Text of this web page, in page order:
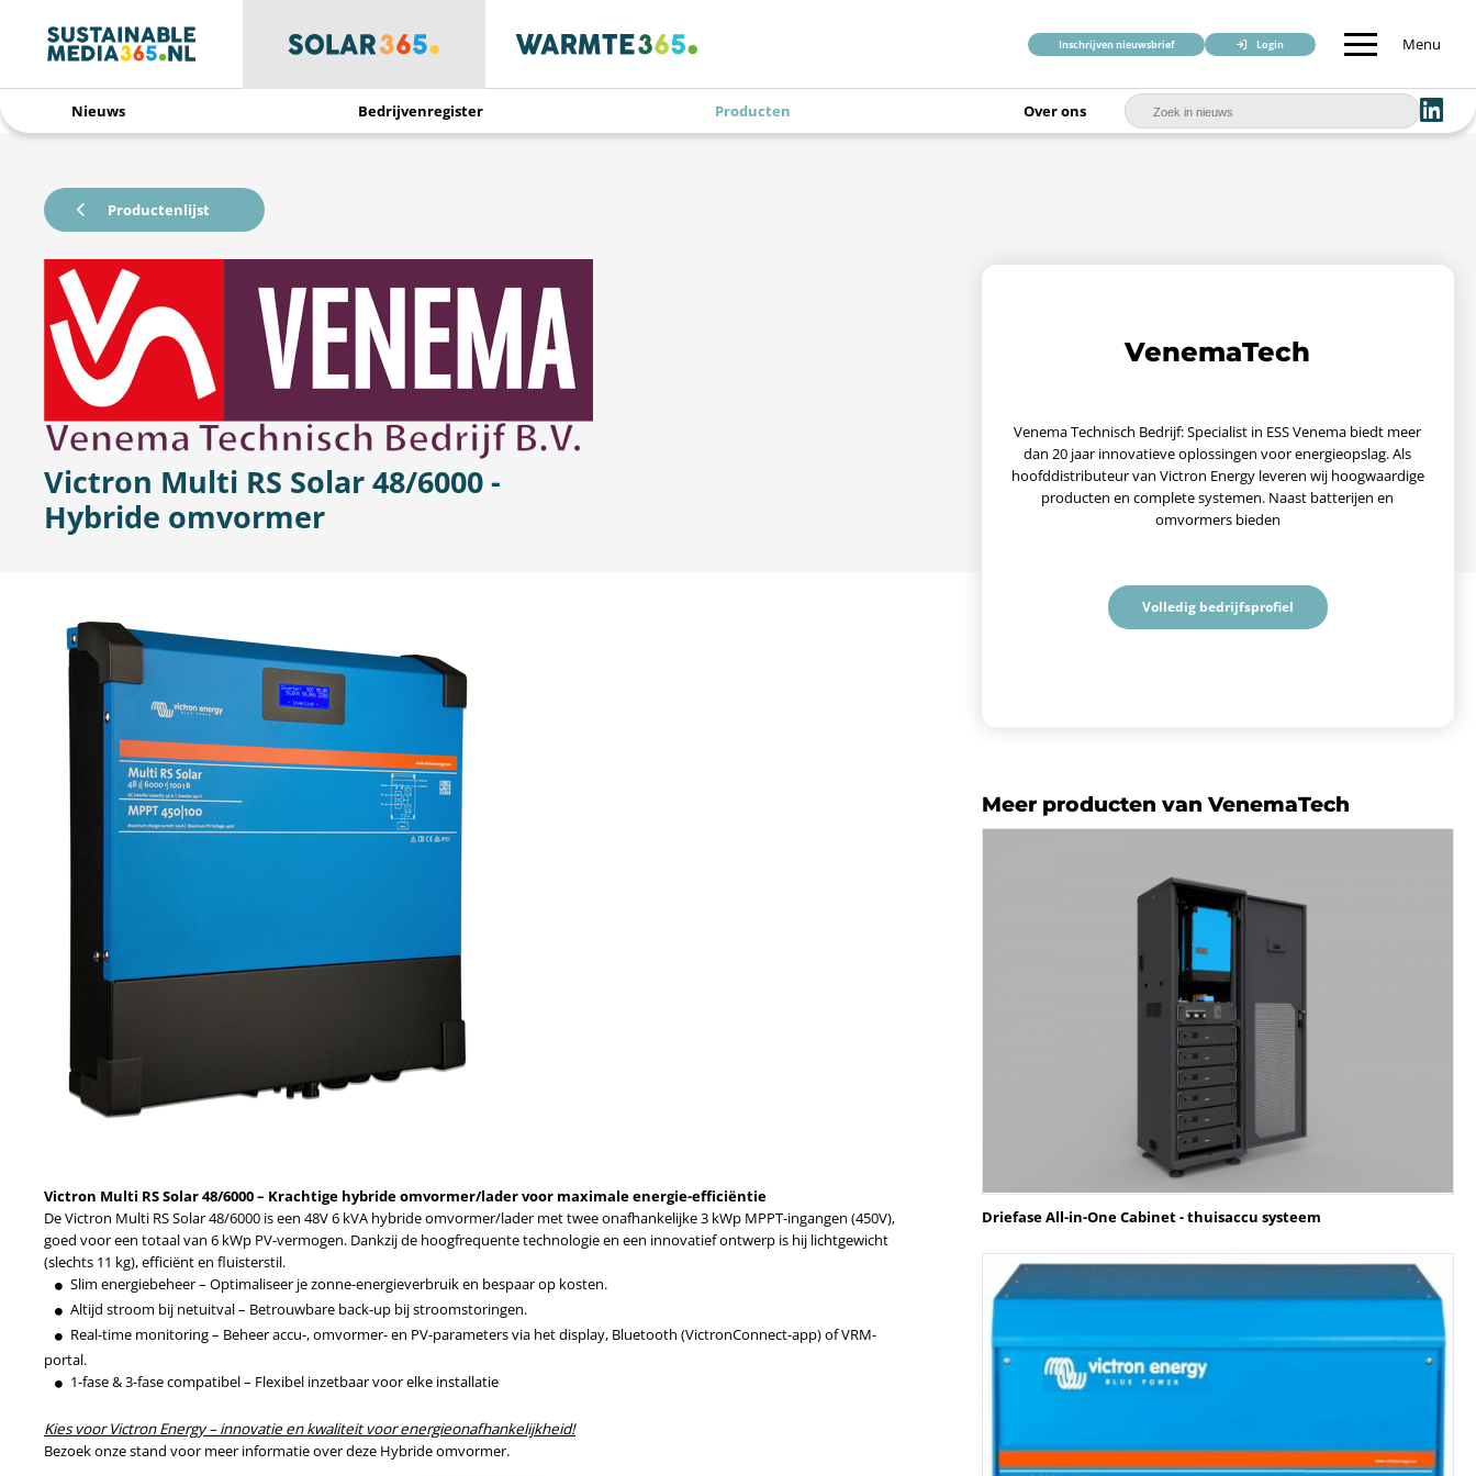
Inschrijven nieuwsbrief Login Menu
Nieuws Bedrijvenregister Producten Over ons
VenemaTech
Venema Technisch Bedrijf: Specialist in ESS Venema biedt meer
dan 20 jaar innovatieve oplossingen voor energieopslag. Als
hoofddistributeur van Victron Energy leveren wij hoogwaardige
producten en complete systemen. Naast batterijen en
omvormers bieden
Volledig bedrijfsprofiel
Meer producten van VenemaTech
Driefase All-in-One Cabinet - thuisaccu systeem
Productenlijst
Victron Multi RS Solar 48/6000 -
Hybride omvormer
Victron Multi RS Solar 48/6000 – Krachtige hybride omvormer/lader voor maximale energie-efficiëntie
De Victron Multi RS Solar 48/6000 is een 48V 6 kVA hybride omvormer/lader met twee onafhankelijke 3 kWp MPPT-ingangen (450V),
goed voor een totaal van 6 kWp PV-vermogen. Dankzij de hoogfrequente technologie en een innovatief ontwerp is hij lichtgewicht
(slechts 11 kg), efficiënt en fluisterstil.
Slim energiebeheer – Optimaliseer je zonne-energieverbruik en bespaar op kosten.
Altijd stroom bij netuitval – Betrouwbare back-up bij stroomstoringen.
Real-time monitoring – Beheer accu-, omvormer- en PV-parameters via het display, Bluetooth (VictronConnect-app) of VRM-
portal.
1-fase & 3-fase compatibel – Flexibel inzetbaar voor elke installatie
Kies voor Victron Energy – innovatie en kwaliteit voor energieonafhankelijkheid!
Bezoek onze stand voor meer informatie over deze Hybride omvormer.